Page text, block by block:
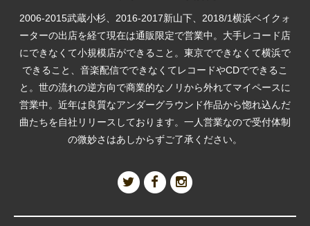
2006-2015武蔵小杉、2016-2017新山下、2018/1横浜ベイクォ
ーターの出店を経て現在は通販限定で営業中。大手レコード店
にできなくて小規模店ができること。東京でできなくて横浜で
できること、音楽配信でできなくてレコードやCDでできるこ
と。世の流れの逆方向で商業的なノリから外れてマイペースに
営業中。近年は良質なアンダーグラウンド作品から惚れ込んだ
曲たちを自社リリースしております。一人営業なので受付体制
の微妙さはあしからずご了承ください。